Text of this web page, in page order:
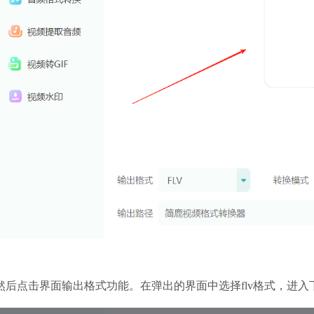
后点击界面输出格式功能。在弹出的界面中选择flv格式，进入